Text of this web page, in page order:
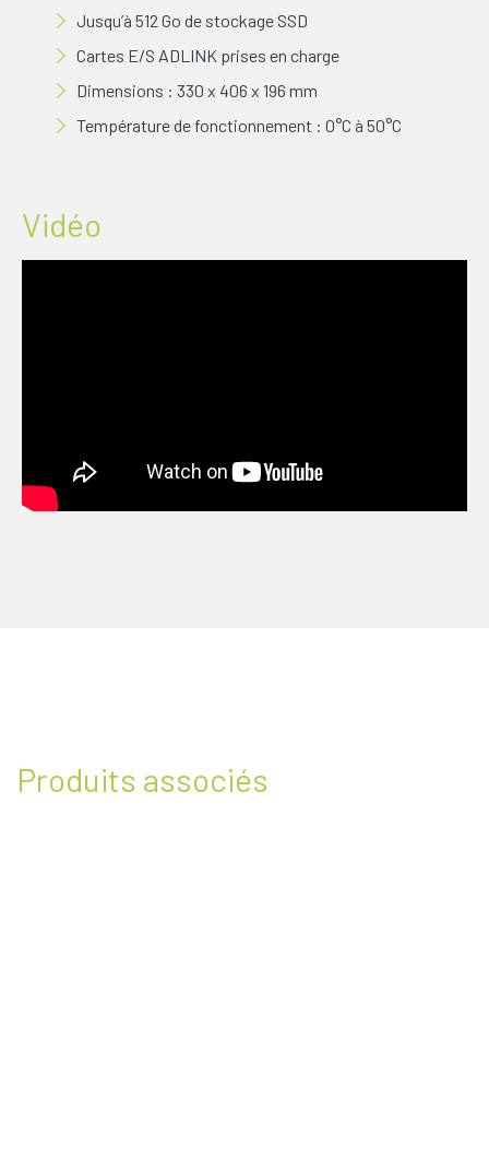
Jusqu’à 512 Go de stockage SSD
Cartes E/S ADLINK prises en charge
Dimensions : 330 x 406 x 196 mm
Température de fonctionnement : 0°C à 50°C
Vidéo
Produits associés